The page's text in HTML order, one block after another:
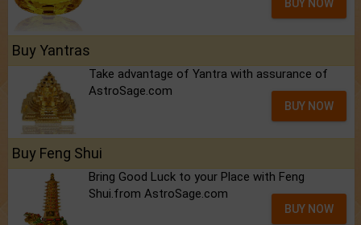
BUY NOW
Buy Yantras
Take advantage of Yantra with assurance of
AstroSage.com
BUY NOW
Buy Feng Shui
Bring Good Luck to your Place with Feng
Shui.from AstroSage.com
BUY NOW